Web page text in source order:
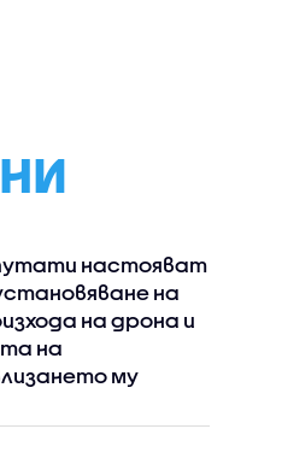
настояват
на
на дрона и
на
му